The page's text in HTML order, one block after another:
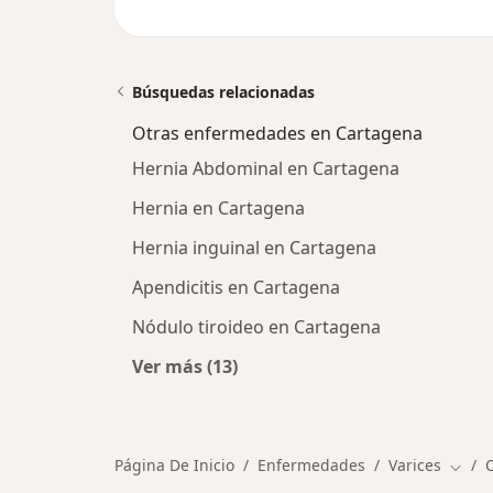
Búsquedas relacionadas
Otras enfermedades en Cartagena
Hernia Abdominal en Cartagena
Hernia en Cartagena
Hernia inguinal en Cartagena
Apendicitis en Cartagena
Nódulo tiroideo en Cartagena
Ver más (13)
Página De Inicio Enfermedades Varices